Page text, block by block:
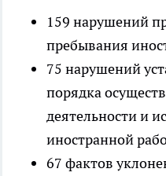
159 нарушений
пребывания
75 нарушений
порядка
деятельности и
иностранной
67 фактов